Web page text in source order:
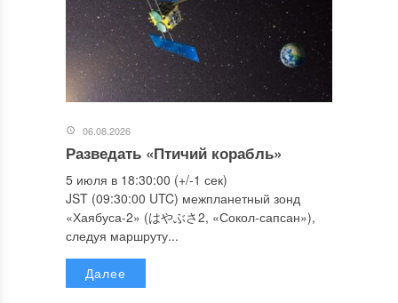
06.08.2026
Разведать «Птичий корабль»
5 июля в 18:30:00 (+/-1 сек)
JST (09:30:00 UTC) межпланетный зонд
«Хаябуса-2» (はやぶさ2, «Сокол-сапсан»),
следуя маршруту...
Далее